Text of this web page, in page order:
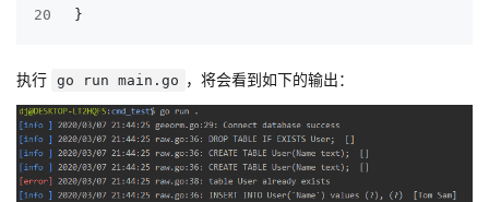
20
}
执行 go run main.go ，将会看到如下的输出：